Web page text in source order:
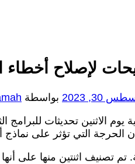
30, 2023 بواسطة
الحرجة التي تؤثر على نماذج
تم تصنيف اثنتين منها على